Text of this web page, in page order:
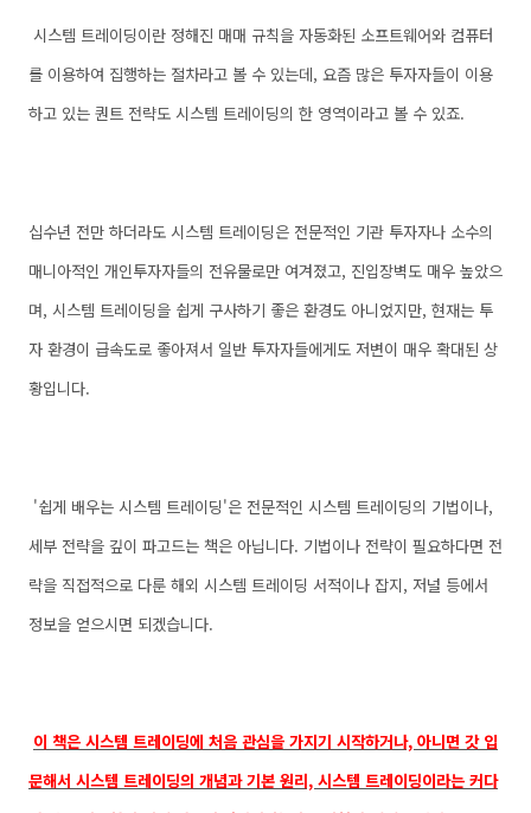
시스템 트레이딩이란 정해진 매매 규칙을 자동화된 소프트웨어와 컴퓨터
를 이용하여 집행하는 절차라고 볼 수 있는데, 요즘 많은 투자자들이 이용
하고 있는 퀀트 전략도 시스템 트레이딩의 한 영역이라고 볼 수 있죠.
십수년 전만 하더라도 시스템 트레이딩은 전문적인 기관 투자자나 소수의
매니아적인 개인투자자들의 전유물로만 여겨졌고, 진입장벽도 매우 높았으
며, 시스템 트레이딩을 쉽게 구사하기 좋은 환경도 아니었지만, 현재는 투
자 환경이 급속도로 좋아져서 일반 투자자들에게도 저변이 매우 확대된 상
황입니다.
'쉽게 배우는 시스템 트레이딩'은 전문적인 시스템 트레이딩의 기법이나,
세부 전략을 깊이 파고드는 책은 아닙니다. 기법이나 전략이 필요하다면 전
략을 직접적으로 다룬 해외 시스템 트레이딩 서적이나 잡지, 저널 등에서
정보을 얻으시면 되겠습니다.
이 책은 시스템 트레이딩에 처음 관심을 가지기 시작하거나, 아니면 갓 입
문해서 시스템 트레이딩의 개념과 기본 원리, 시스템 트레이딩이라는 커다